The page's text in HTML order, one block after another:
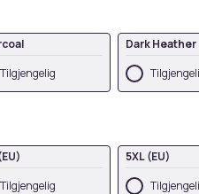
Tilgjengelig
Dark Heather
Tilgjengelig
5XL (EU)